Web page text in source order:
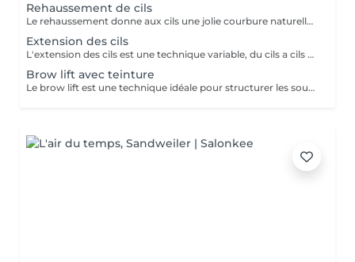
Rehaussement de cils
Le rehaussement donne aux cils une jolie courbure naturelle afin d'ouvrir le regard. La kératine apporte aux cils résistance, solidité et vitalité. Misencil est une gamme de produits spécifique pour le contour de l'oeil. Tenue : environ 5 semaines.
Extension des cils
L'extension des cils est une technique variable, du cils a cils pour un effect très discret. Le 2D un effect naturel mais plus dense et le 3D va donner un effect volume. Nous proposons après chaque pose complète au deuxième rendez-vous de faire un remplissage par contre a votre troisième passage de faire une dépose suivi d'une pose complète afin de ne pas abîmer vos cils et d'avoir toujours un résultat parfait. Pour celle encore hésitante ou ayant peur d'être allergique on vous propose de réserver un entretien préalable afin d'en discuter ensemble et de vous mettre quel que cils pour que vous puissiez voir comment vous réagissez.
Brow lift avec teinture
Le brow lift est une technique idéale pour structurer les sourcils ainsi que pour les rendre plus volumineux. Tenue : environ 5 semaines.